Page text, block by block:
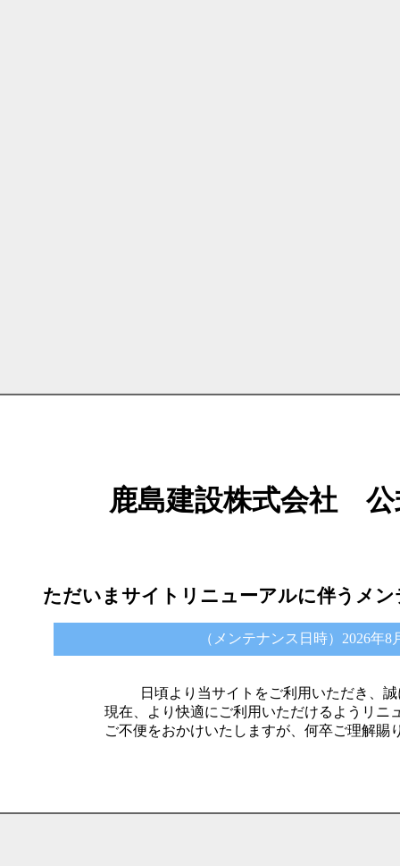
鹿島建設株式会社
ただいまサイトリニューアルに伴うメ
（メンテナンス日時）2026年8
日頃より当サイトをご利用いただき、
現在、より快適にご利用いただけるようリニ
ご不便をおかけいたしますが、何卒ご理解賜